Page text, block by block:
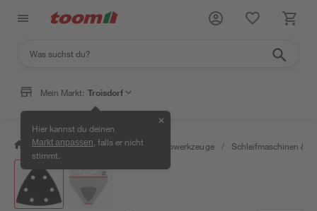
Mein Markt: Troisdorf
Hier kannst du deinen
Markt anpassen , falls er nicht
stimmt.
✕
/ Werkstatt & Maschinen / Elektrowerkzeuge / Schleifmaschinen &